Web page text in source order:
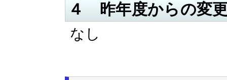
４ 昨年度からの変
なし